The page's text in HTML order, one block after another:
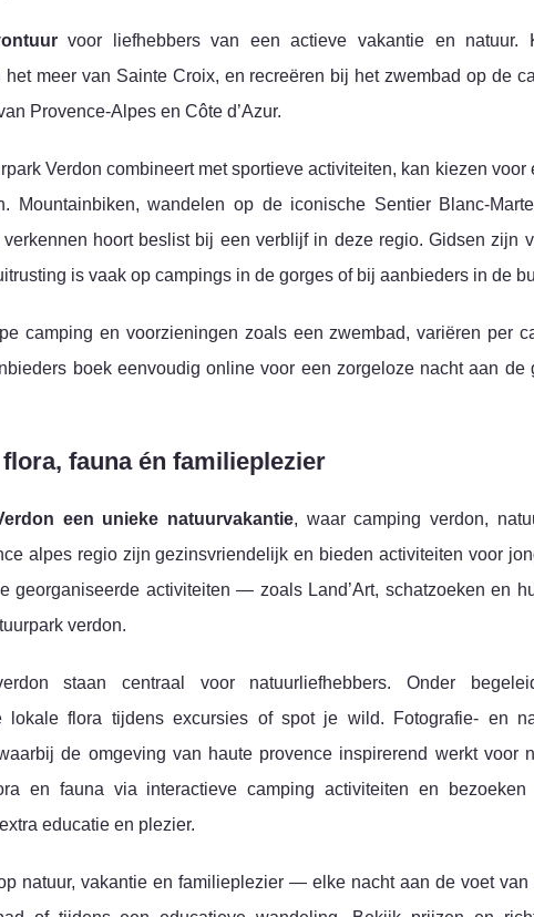
voor liefhebbers van een actieve vakantie en natuur.
meer van Sainte Croix, en recreëren bij het zwembad op de
Provence-Alpes en Côte d’Azur.
Verdon combineert met sportieve activiteiten, kan kiezen voor
Mountainbiken, wandelen op de iconische Sentier Blanc-
hoort beslist bij een verblijf in deze regio. Gidsen zijn
is vaak op campings in de gorges of bij aanbieders in de
camping en voorzieningen zoals een zwembad, variëren per
boek eenvoudig online voor een zorgeloze nacht aan de
fauna én familieplezier
een unieke natuurvakantie, waar camping verdon,
alpes regio zijn gezinsvriendelijk en bieden activiteiten voor
georganiseerde activiteiten — zoals Land’Art, schatzoeken en
verdon.
staan centraal voor natuurliefhebbers. Onder
lokale flora tijdens excursies of spot je wild. Fotografie- en
de omgeving van haute provence inspirerend werkt voor
en fauna via interactieve camping activiteiten en
educatie en plezier.
natuur, vakantie en familieplezier — elke nacht aan de voet